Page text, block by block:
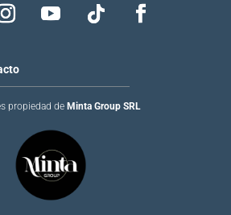
propiedad de Minta Group SRL